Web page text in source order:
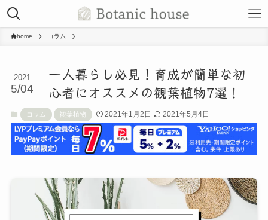
home コラム
一人暮らし必見！育成が簡単な初
心者にオススメの観葉植物7選！
2021
5/04
コラム 観葉植物 2021年1月2日 2021年5月4日